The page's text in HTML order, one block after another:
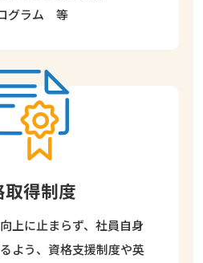
グラム 等
取得制度
上に止まらず、社員自身
よう、資格支援制度や英